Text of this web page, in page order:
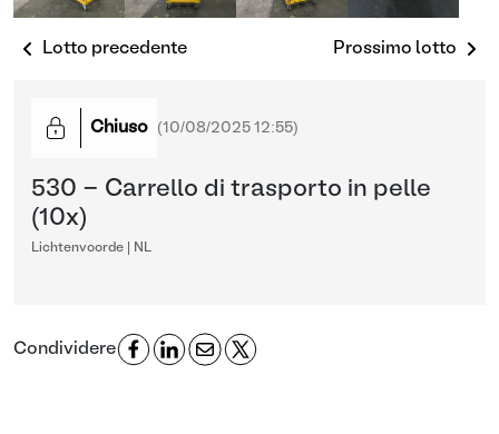
Lotto precedente Prossimo lotto
Chiuso (10/08/2025 12:55)
530 - Carrello di trasporto in pelle
(10x)
Lichtenvoorde | NL
Condividere